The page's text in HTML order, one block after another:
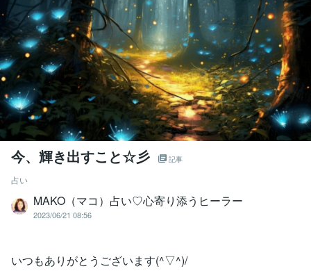
今、輝き出すこと☆彡 記事
占い
MAKO（マコ）占い♡心寄り添うヒーラー
2023/06/21 08:56
いつもありがとうございます(^▽^)/